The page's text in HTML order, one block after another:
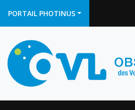
PORTAIL PHOTINUS